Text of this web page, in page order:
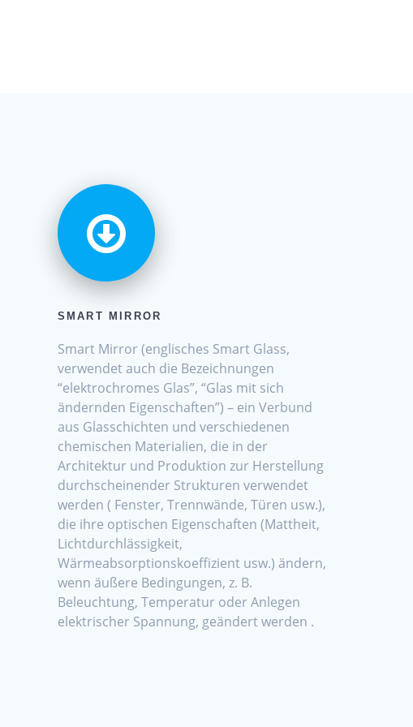
SMART MIRROR
Smart Mirror (englisches Smart Glass,
verwendet auch die Bezeichnungen
“elektrochromes Glas”, “Glas mit sich
ändernden Eigenschaften”) – ein Verbund
aus Glasschichten und verschiedenen
chemischen Materialien, die in der
Architektur und Produktion zur Herstellung
durchscheinender Strukturen verwendet
werden ( Fenster, Trennwände, Türen usw.),
die ihre optischen Eigenschaften (Mattheit,
Lichtdurchlässigkeit,
Wärmeabsorptionskoeffizient usw.) ändern,
wenn äußere Bedingungen, z. B.
Beleuchtung, Temperatur oder Anlegen
elektrischer Spannung, geändert werden .